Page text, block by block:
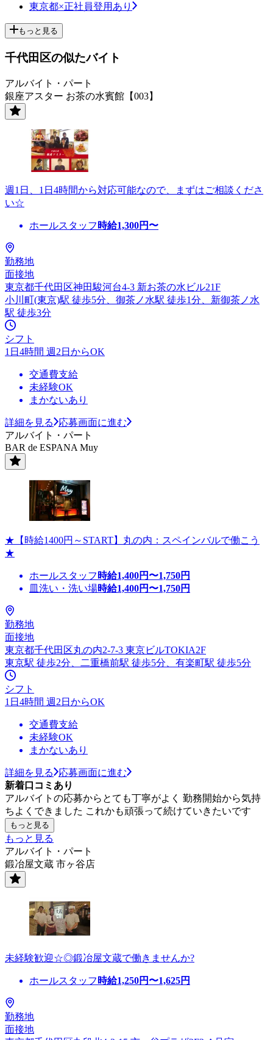
東京都×正社員登用あり
もっと見る
千代田区の似たバイト
アルバイト・パート
銀座アスター お茶の水賓館【003】
週1日、1日4時間から対応可能なので、まずはご相談くださ
い☆
ホールスタッフ 時給1,300円〜
勤務地
面接地
東京都千代田区神田駿河台4-3 新お茶の水ビル21F
小川町(東京)駅 徒歩5分、御茶ノ水駅 徒歩1分、新御茶ノ水
駅 徒歩3分
シフト
1日4時間 週2日からOK
交通費支給
未経験OK
まかないあり
詳細を見る
応募画面に進む
アルバイト・パート
BAR de ESPANA Muy
★【時給1400円～START】丸の内：スペインバルで働こう
★
ホールスタッフ 時給1,400円〜1,750円
皿洗い・洗い場時給1,400円〜1,750円
勤務地
面接地
東京都千代田区丸の内2-7-3 東京ビルTOKIA2F
東京駅 徒歩2分、二重橋前駅 徒歩5分、有楽町駅 徒歩5分
シフト
1日4時間 週2日からOK
交通費支給
未経験OK
まかないあり
詳細を見る
応募画面に進む
新着口コミあり
アルバイトの応募からとても丁寧がよく 勤務開始から気持
ちよくできました これかも頑張って続けていきたいです
もっと見る
もっと見る
アルバイト・パート
鍛冶屋文蔵 市ヶ谷店
未経験歓迎☆◎鍛冶屋文蔵で働きませんか?
ホールスタッフ 時給1,250円〜1,625円
勤務地
面接地